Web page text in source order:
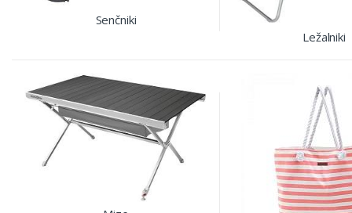
Senčniki
Ležalniki